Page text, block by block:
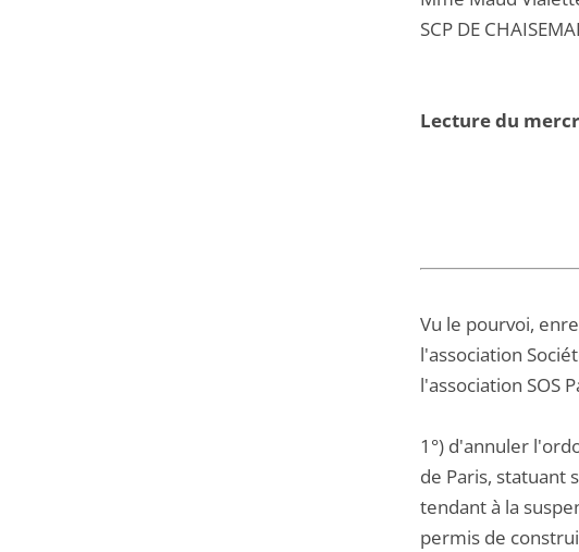
SCP DE
Lecture du
Vu le pourvoi,
l'association
l'association SOS
1°) d'annuler
de Paris, statuant
tendant à la
permis de